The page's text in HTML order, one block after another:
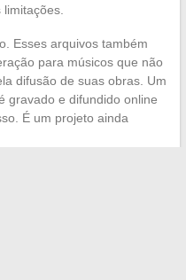
Esses arquivos também
para músicos que não
difusão de suas obras. Um
gravado e difundido online
É um projeto ainda